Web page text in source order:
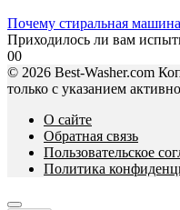
Почему стиральная
Приходилось ли вам
00
© 2026 Best-Washer.com
только с указанием
О сайте
Обратная связь
Пользовательское
Политика